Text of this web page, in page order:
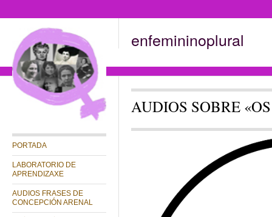
enfemininoplural
PORTADA
LABORATORIO DE
APRENDIZAXE
AUDIOS FRASES DE
CONCEPCIÓN ARENAL
AUDIOS SOBRE